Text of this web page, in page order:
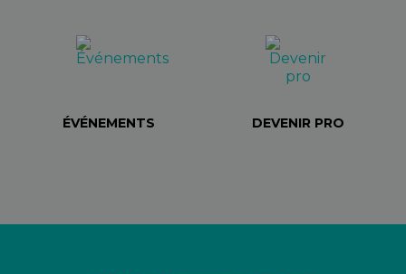
ÉVÉNEMENTS DEVENIR PRO